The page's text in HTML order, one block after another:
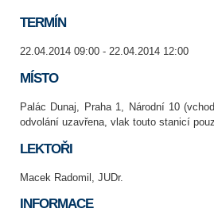
TERMÍN
22.04.2014 09:00 - 22.04.2014 12:00
MÍSTO
Palác Dunaj, Praha 1, Národní 10
odvolání uzavřena, vlak touto stanicí
LEKTOŘI
Macek Radomil, JUDr.
INFORMACE